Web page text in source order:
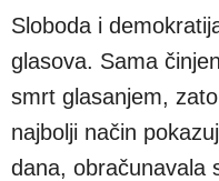
Sloboda i
glasova. Sama
smrt glasanjem,
najbolji način
dana, obračunavala